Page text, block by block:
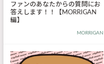
ファンのあなたからの質問にお
答えします！！【MORRIGAN
編】
MORRIGAN